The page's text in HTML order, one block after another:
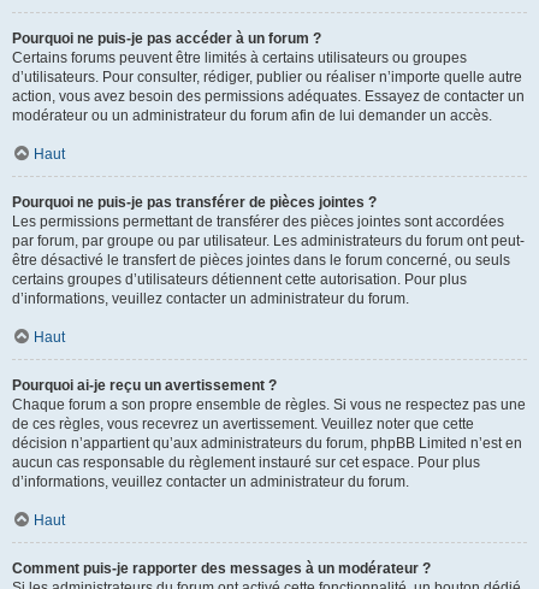
Pourquoi ne puis-je pas accéder à un forum ?
Certains forums peuvent être limités à certains utilisateurs ou groupes
d’utilisateurs. Pour consulter, rédiger, publier ou réaliser n’importe quelle autre
action, vous avez besoin des permissions adéquates. Essayez de contacter un
modérateur ou un administrateur du forum afin de lui demander un accès.
Haut
Pourquoi ne puis-je pas transférer de pièces jointes ?
Les permissions permettant de transférer des pièces jointes sont accordées
par forum, par groupe ou par utilisateur. Les administrateurs du forum ont peut-
être désactivé le transfert de pièces jointes dans le forum concerné, ou seuls
certains groupes d’utilisateurs détiennent cette autorisation. Pour plus
d’informations, veuillez contacter un administrateur du forum.
Haut
Pourquoi ai-je reçu un avertissement ?
Chaque forum a son propre ensemble de règles. Si vous ne respectez pas une
de ces règles, vous recevrez un avertissement. Veuillez noter que cette
décision n’appartient qu’aux administrateurs du forum, phpBB Limited n’est en
aucun cas responsable du règlement instauré sur cet espace. Pour plus
d’informations, veuillez contacter un administrateur du forum.
Haut
Comment puis-je rapporter des messages à un modérateur ?